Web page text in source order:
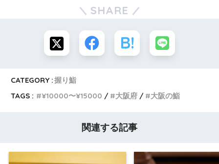
SHARE
CATEGORY :握り鮨
TAGS :
¥10000〜¥15000 大阪府 大阪の鮨
関連する記事